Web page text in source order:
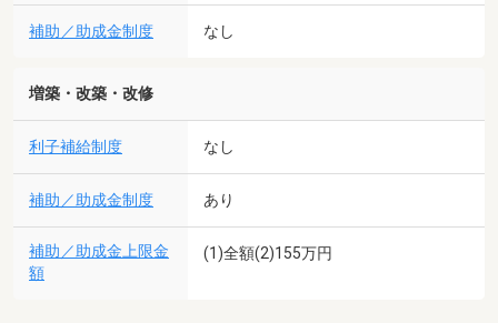
補助／助成金制度 なし
増築・改築・改修
利子補給制度 なし
補助／助成金制度 あり
補助／助成金上限金
額
(1)全額(2)155万円